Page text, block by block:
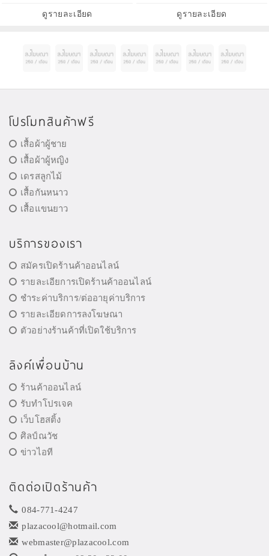
ดูรายละเอียด ดูรายละเอียด
โปรโมทสินค้าฟรี
เสื้อผ้าผู้ชาย
เสื้อผ้าผู้หญิง
เดรสลูกไม้
เสื้อกันหนาว
เสื้อแขนยาว
บริการของเรา
สมัครเปิดร้านค้าออนไลน์
รายละเอียการเปิดร้านค้าออนไลน์
ชำระค่าบริการ/ต่ออายุค่าบริการ
รายละเอียดการลงโฆษณา
ตัวอย่างร้านค้าที่เปิดใช้บริการ
ลิงค์เพื่อนบ้าน
ร้านค้าออนไลน์
รับทำโปรเจค
เว็บโฮสติ้ง
ศิลป์ณวัช
ข่าวไอที
ติดต่อเปิดร้านค้า
084-771-4247
plazacool@hotmail.com
webmaster@plazacool.com